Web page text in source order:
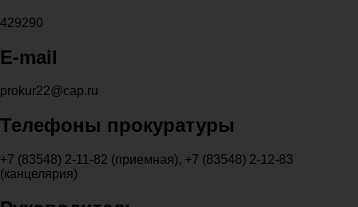
429290
E-mail
prokur22@cap.ru
Телефоны прокуратуры
+7 (83548) 2-11-82 (приемная), +7 (83548) 2-12-83
(канцелярия)